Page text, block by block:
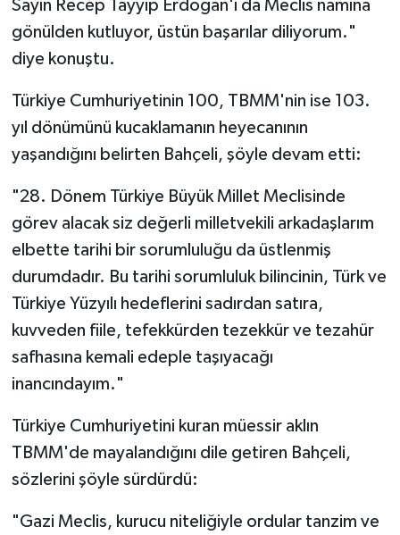
Sayın Recep Tayyip Erdoğan'ı da Meclis namına
gönülden kutluyor, üstün başarılar diliyorum."
diye konuştu.
Türkiye Cumhuriyetinin 100, TBMM'nin ise 103.
yıl dönümünü kucaklamanın heyecanının
yaşandığını belirten Bahçeli, şöyle devam etti:
"28. Dönem Türkiye Büyük Millet Meclisinde
görev alacak siz değerli milletvekili arkadaşlarım
elbette tarihi bir sorumluluğu da üstlenmiş
durumdadır. Bu tarihi sorumluluk bilincinin, Türk ve
Türkiye Yüzyılı hedeflerini sadırdan satıra,
kuvveden fiile, tefekkürden tezekkür ve tezahür
safhasına kemali edeple taşıyacağı
inancındayım."
Türkiye Cumhuriyetini kuran müessir aklın
TBMM'de mayalandığını dile getiren Bahçeli,
sözlerini şöyle sürdürdü:
"Gazi Meclis, kurucu niteliğiyle ordular tanzim ve